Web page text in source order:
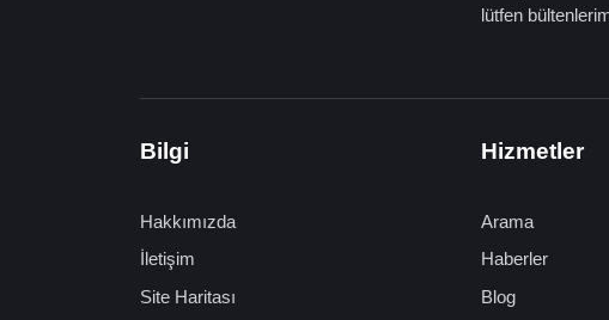
lütfen
Bilgi
Hakkımızda
İletişim
Site Haritası
Hizmetler
Arama
Haberler
Blog